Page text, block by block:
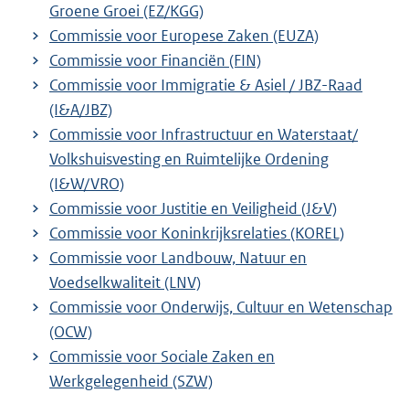
Groene Groei (EZ/KGG)
Commissie voor Europese Zaken (EUZA)
Commissie voor Financiën (FIN)
Commissie voor Immigratie & Asiel / JBZ-Raad
(I&A/JBZ)
Commissie voor Infrastructuur en Waterstaat/
Volkshuisvesting en Ruimtelijke Ordening
(I&W/VRO)
Commissie voor Justitie en Veiligheid (J&V)
Commissie voor Koninkrijksrelaties (KOREL)
Commissie voor Landbouw, Natuur en
Voedselkwaliteit (LNV)
Commissie voor Onderwijs, Cultuur en Wetenschap
(OCW)
Commissie voor Sociale Zaken en
Werkgelegenheid (SZW)